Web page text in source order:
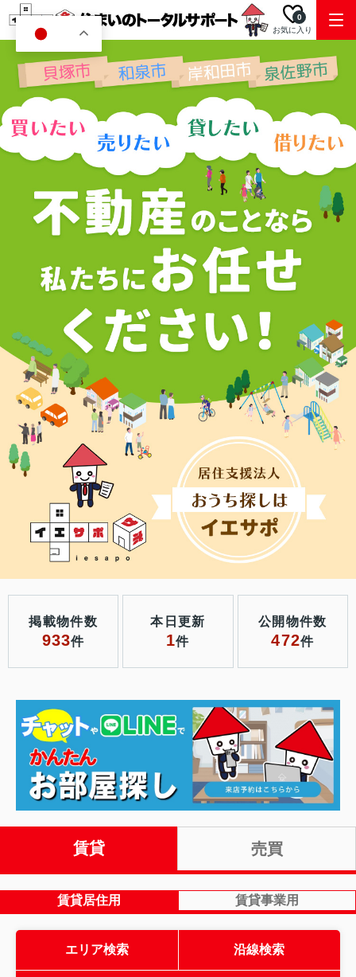
お気に入り
0
掲載物件数
933件
本日更新
1件
公開物件数
472件
賃貸 売買
賃貸居住用 賃貸事業用
エリア検索 沿線検索